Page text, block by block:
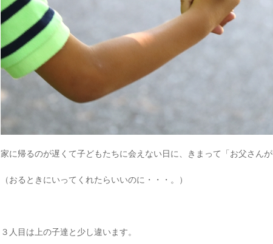
家に帰るのが遅くて子どもたちに会えない日に、きまって「お父さん
（おるときにいってくれたらいいのに・・・。）
３人目は上の子達と少し違います。